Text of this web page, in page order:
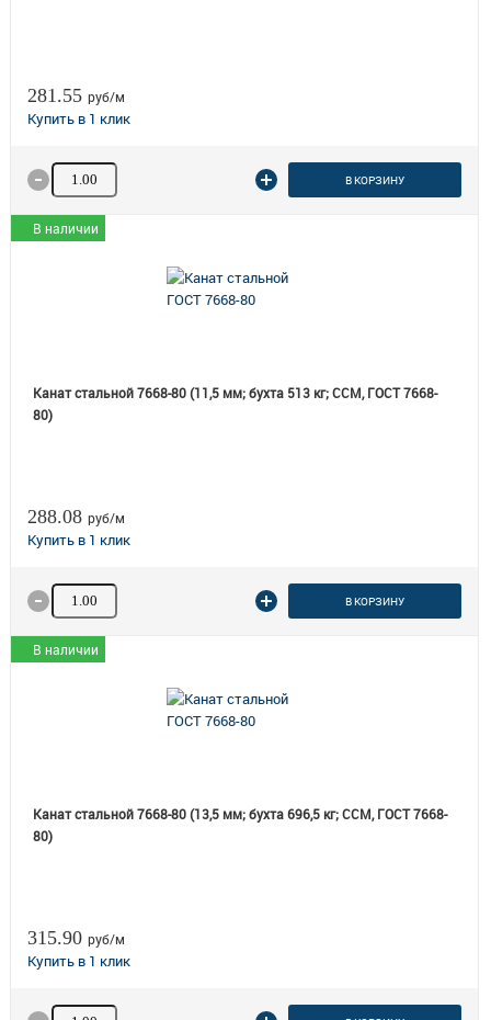
281.55 руб/м
Количество товара В КОРЗИНУ
В наличии
Канат стальной 7668-80 (11,5 мм; бухта 513 кг; ССМ, ГОСТ 7668-
80)
288.08 руб/м
Количество товара В КОРЗИНУ
В наличии
Канат стальной 7668-80 (13,5 мм; бухта 696,5 кг; ССМ, ГОСТ 7668-
80)
315.90 руб/м
Количество товара